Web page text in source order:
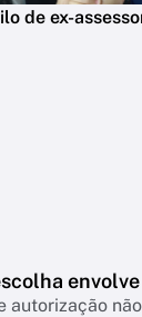
de ex-
autorização